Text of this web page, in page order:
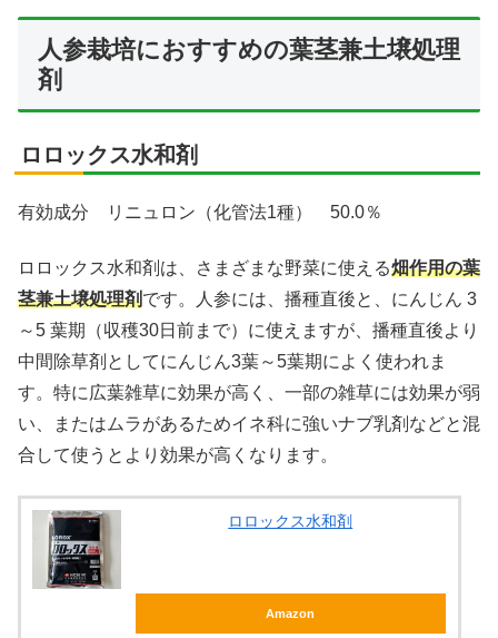
人参栽培におすすめの葉茎兼土壌処理
剤
ロロックス水和剤
有効成分 リニュロン（化管法1種） 50.0％
ロロックス水和剤は、さまざまな野菜に使える畑作用の葉
茎兼土壌処理剤です。人参には、播種直後と、にんじん 3
～5 葉期（収穫30日前まで）に使えますが、播種直後より
中間除草剤としてにんじん3葉～5葉期によく使われま
す。特に広葉雑草に効果が高く、一部の雑草には効果が弱
い、またはムラがあるためイネ科に強いナブ乳剤などと混
合して使うとより効果が高くなります。
ロロックス水和剤
Amazon